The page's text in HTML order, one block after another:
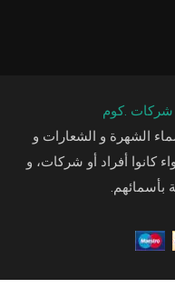
شركات .كوم
الشهرة و الشعارات و
كانوا أفراد أو شركات، و
بأسمائهم.